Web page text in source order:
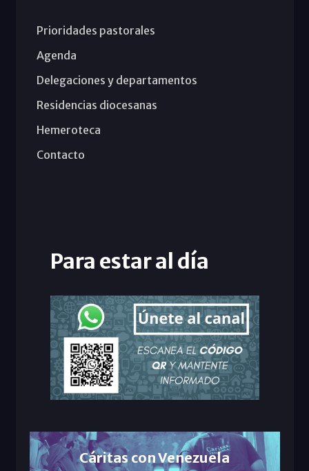
Prioridades pastorales
Agenda
Delegaciones y departamentos
Residencias diocesanas
Hemeroteca
Contacto
Para estar al día
Cáritas con Venezuela